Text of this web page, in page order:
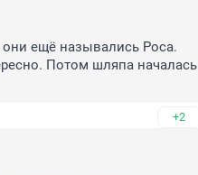
ещё назывались Роса.
Потом шляпа началась
+2